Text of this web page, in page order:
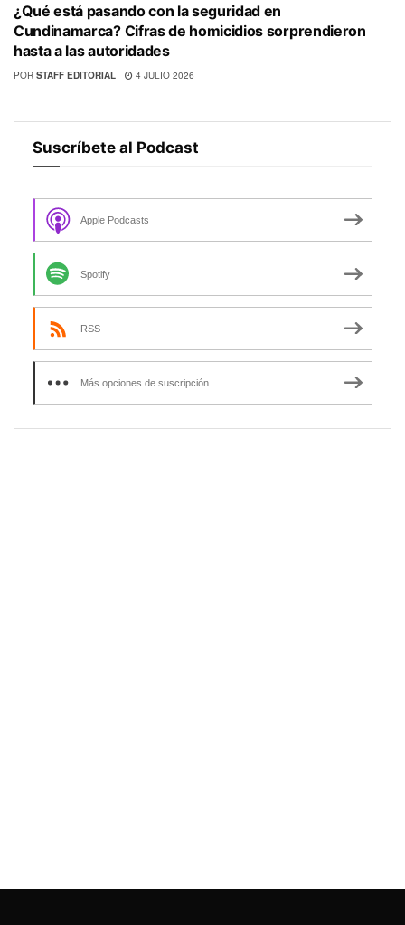
¿Qué está pasando con la seguridad en
Cundinamarca? Cifras de homicidios sorprendieron
hasta a las autoridades
POR STAFF EDITORIAL 4 JULIO 2026
Suscríbete al Podcast
Apple Podcasts
Spotify
RSS
Más opciones de suscripción